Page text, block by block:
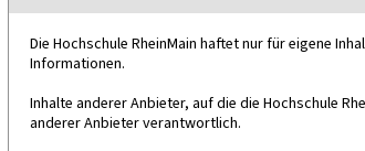
Die Hochschule RheinMain haftet nur für eigene
Informationen.
Inhalte anderer Anbieter, auf die die Hochschule
anderer Anbieter verantwortlich.